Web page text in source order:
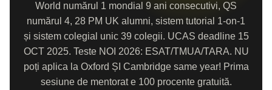
World numărul 1 mondial 9 ani consecutivi, QS
numărul 4, 28 PM UK alumni, sistem tutorial 1-on-1
și sistem colegial unic 39 colegii. UCAS deadline 15
OCT 2025. Teste NOI 2026: ESAT/TMUA/TARA. NU
poți aplica la Oxford ȘI Cambridge same year! Prima
sesiune de mentorat e 100 procente gratuită.